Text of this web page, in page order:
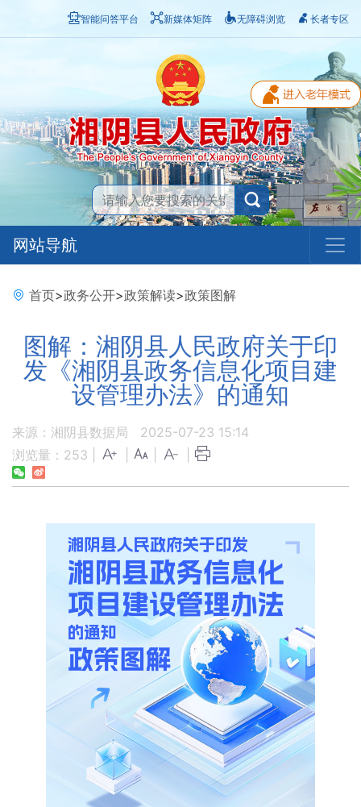
智能问答平台 新媒体矩阵 无障碍浏览 长者专区
网站导航
首页>政务公开>政策解读>政策图解
图解：湘阴县人民政府关于印
发《湘阴县政务信息化项目建
设管理办法》的通知
来源：湘阴县数据局
2025-07-23 15:14
浏览量： 253